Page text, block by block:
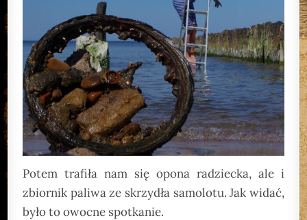
Potem trafiła nam się opona radziecka, ale i
zbiornik paliwa ze skrzydła samolotu. Jak widać,
było to owocne spotkanie.